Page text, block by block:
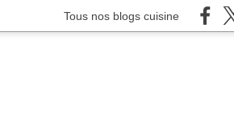
Tous nos blogs cuisine